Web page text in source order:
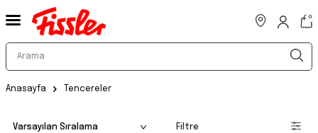
0
Anasayfa Tencereler
Filtre